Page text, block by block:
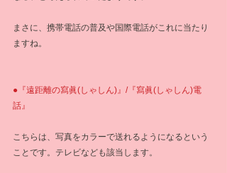
まさに、携帯電話の普及や国際電話がこれに当たり
ますね。
●『遠距離の寫眞(しゃしん)』/『寫眞(しゃしん)電
話』
こちらは、写真をカラーで送れるようになるという
ことです。テレビなども該当します。